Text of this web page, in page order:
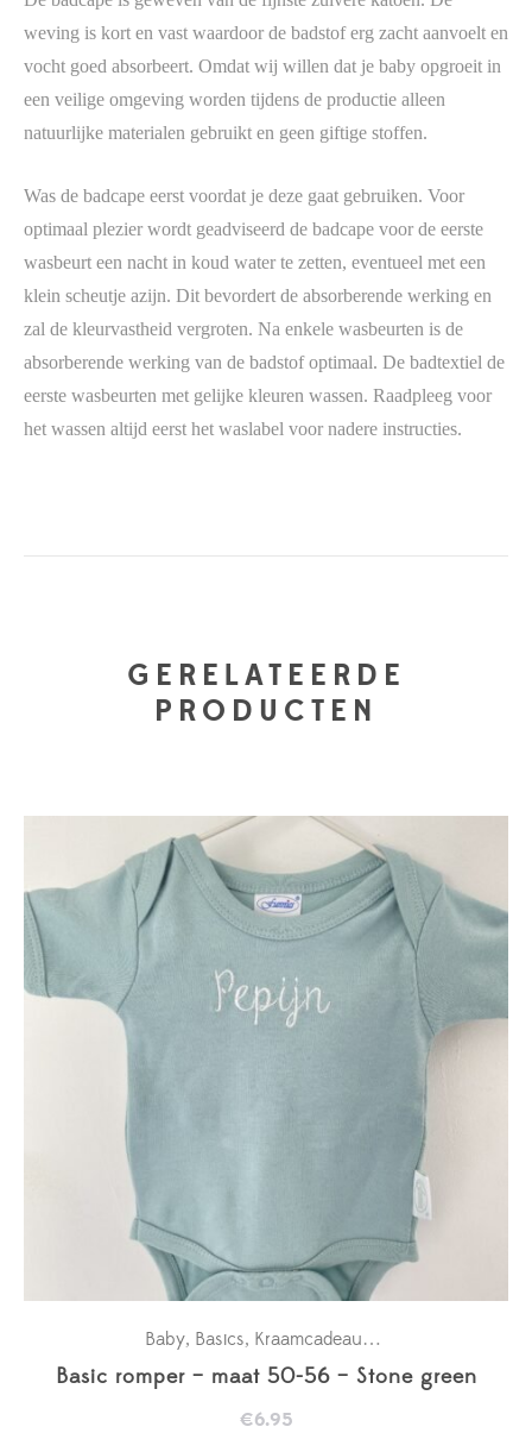
weving is kort en vast waardoor de badstof erg zacht aanvoelt en
vocht goed absorbeert. Omdat wij willen dat je baby opgroeit in
een veilige omgeving worden tijdens de productie alleen
natuurlijke materialen gebruikt en geen giftige stoffen.
Was de badcape eerst voordat je deze gaat gebruiken. Voor
optimaal plezier wordt geadviseerd de badcape voor de eerste
wasbeurt een nacht in koud water te zetten, eventueel met een
klein scheutje azijn. Dit bevordert de absorberende werking en
zal de kleurvastheid vergroten. Na enkele wasbeurten is de
absorberende werking van de badstof optimaal. De badtextiel de
eerste wasbeurten met gelijke kleuren wassen. Raadpleeg voor
het wassen altijd eerst het waslabel voor nadere instructies.
GERELATEERDE
PRODUCTEN
Baby, Basics, Kraamcadeaus ,
Basic romper – maat 50-56 – Stone green
€6.95